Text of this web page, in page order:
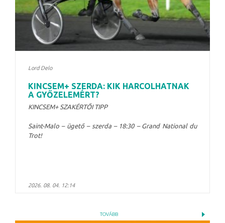
Lord Delo
KINCSEM+ SZERDA: KIK HARCOLHATNAK
A GYŐZELEMÉRT?
KINCSEM+ SZAKÉRTŐI TIPP
Saint-Malo – ügető – szerda – 18:30 – Grand National du
Trot!
2026. 08. 04. 12:14
TOVÁBB